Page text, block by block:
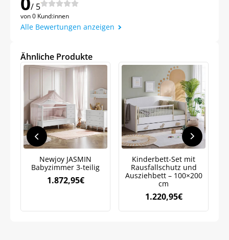
/ 5
von 0 Kund:innen
Alle Bewertungen anzeigen
Ähnliche Produkte
Newjoy JASMIN
Babyzimmer 3-teilig
1.872,95€
Kinderbett-Set mit
Rausfallschutz und
Ausziehbett – 100×200
cm
1.220,95€
Jetzt5% Rabatt
auf Ihre erste Bestellung sichern!
Meinen Code senden
Bleiben Sie auf dem Laufenden über
Neuigkeiten und Angebote.
Marketingkommunikation verarbeiten. Lesen Sie unsere